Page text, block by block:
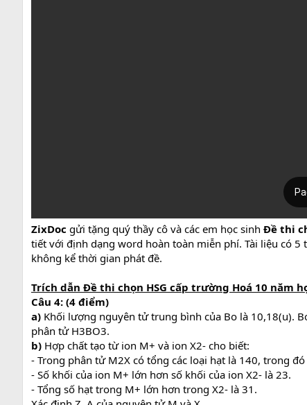
ZixDoc gửi tặng quý thầy cô và các em học sinh Đề thi
tiết với định dạng word hoàn toàn miễn phí. Tài liệu có
không kể thời gian phát đề.
Trích dẫn Đề thi chọn HSG cấp trường Hoá 10 năm
Câu 4: (4 điểm)
a) Khối lượng nguyên tử trung bình của Bo là 10,18(u).
phân tử H3BO3.
b) Hợp chất tạo từ ion M+ và ion X2- cho biết:
- Trong phân tử M2X có tổng các loại hạt là 140, trong
- Số khối của ion M+ lớn hơn số khối của ion X2- là 23.
- Tổng số hạt trong M+ lớn hơn trong X2- là 31.